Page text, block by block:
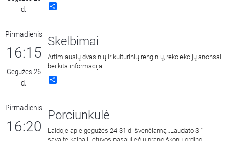
d.
Pirmadienis
16:15
Gegužės 26
d.
Skelbimai
Artimiausių dvasinių ir kultūrinių renginių, rekolekcijų anonsai
bei kita informacija.
Pirmadienis
16:20
Porciunkulė
Laidoje apie gegužės 24-31 d. švenčiamą „Laudato Si“